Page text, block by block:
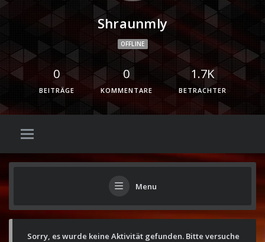
Shraunmly
OFFLINE
0
BEITRÄGE
0
KOMMENTARE
1.7K
BETRACHTER
Menu
Sorry, es wurde keine Aktivität gefunden. Bitte versuche